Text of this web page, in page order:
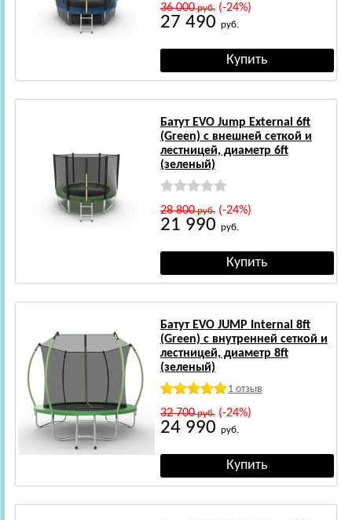
36 000руб.(-24%)
27 490 руб.
Батут EVO Jump External 6ft
(Green) с внешней сеткой и
лестницей, диаметр 6ft
(зеленый)
28 800руб.(-24%)
21 990 руб.
Батут EVO JUMP Internal 8ft
(Green) с внутренней сеткой и
лестницей, диаметр 8ft
(зеленый)
1 отзыв
32 700руб.(-24%)
24 990 руб.